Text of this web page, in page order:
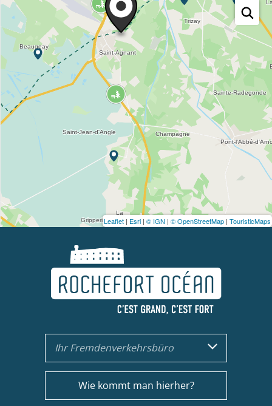
Leaflet | Esri | © IGN | © OpenStreetMap | TouristicMaps
Ihr Fremdenverkehrsbüro
Wie kommt man hierher?